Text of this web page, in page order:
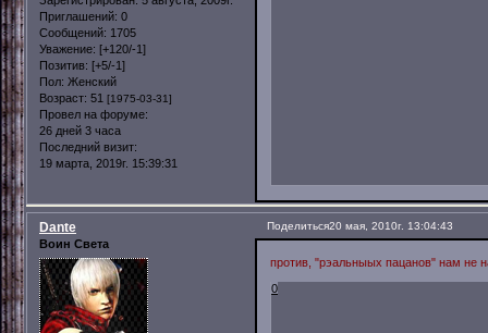
Приглашений: 0
Сообщений: 1705
Уважение: [+120/-1]
Позитив: [+5/-1]
Пол: Женский
Возраст: 51 [1975-03-31]
Провел на форуме:
26 дней 3 часа
Последний визит:
19 марта, 2019г. 15:39:31
Поделиться20 мая, 2010г. 13:04:43
Dante
Воин Света
против, "рэальныых пацанов" нам не
0